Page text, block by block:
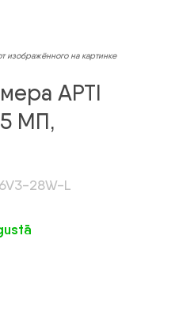
изображённого на картинке
APTI
МП,
28W-L